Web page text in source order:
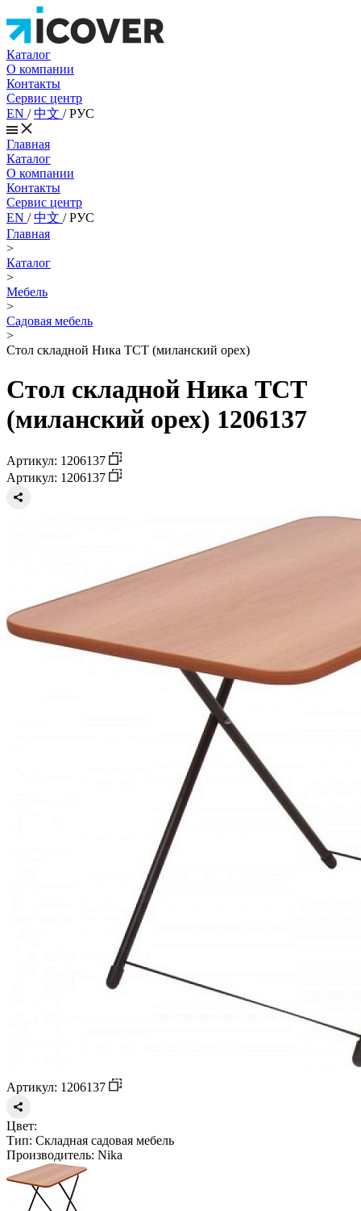
Каталог
О компании
Контакты
Сервис центр
EN /中文 /РУС
Главная
Каталог
О компании
Контакты
Сервис центр
EN /中文 /РУС
Главная
>
Каталог
>
Мебель
>
Садовая мебель
>
Стол складной Ника ТСТ (миланский орех)
Стол складной Ника ТСТ
(миланский орех) 1206137
Артикул: 1206137
Артикул: 1206137
Артикул: 1206137
Цвет:
Тип: Складная садовая мебель
Производитель: Nika